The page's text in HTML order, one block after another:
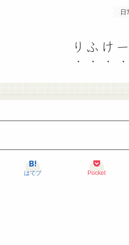
りふけ
はてブ Pocket